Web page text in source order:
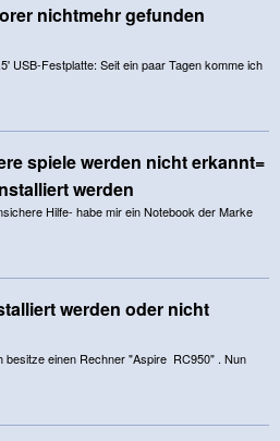
nichtmehr gefunden
USB-Festplatte: Seit ein paar Tagen komme ich
spiele werden nicht erkannt=
werden
Hilfe- habe mir ein Notebook der Marke
werden oder nicht
besitze einen Rechner "Aspire RC950" . Nun